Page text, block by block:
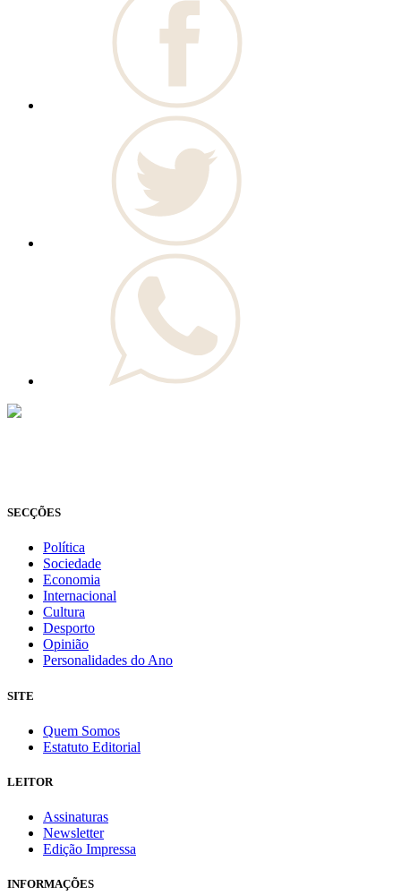
SECÇÕES
Política
Sociedade
Economia
Internacional
Cultura
Desporto
Opinião
Personalidades do Ano
SITE
Quem Somos
Estatuto Editorial
LEITOR
Assinaturas
Newsletter
Edição Impressa
INFORMAÇÕES